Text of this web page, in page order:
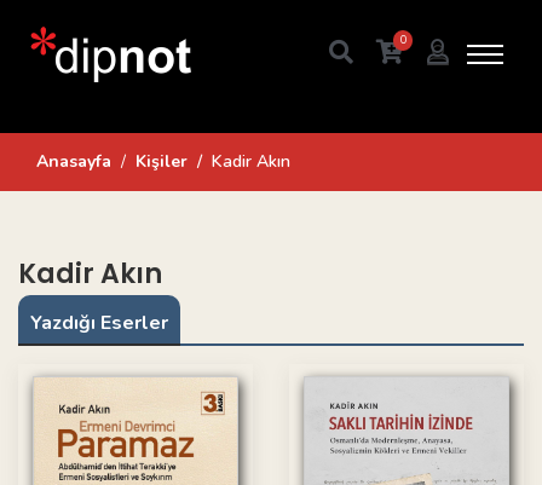
0
Anasayfa Kişiler Kadir Akın
Kadir Akın
Yazdığı Eserler